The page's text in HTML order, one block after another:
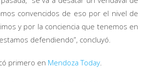
convencidos de eso por el nivel de
y por la conciencia que tenemos en
defendiendo”, concluyó.
primero en Mendoza Today